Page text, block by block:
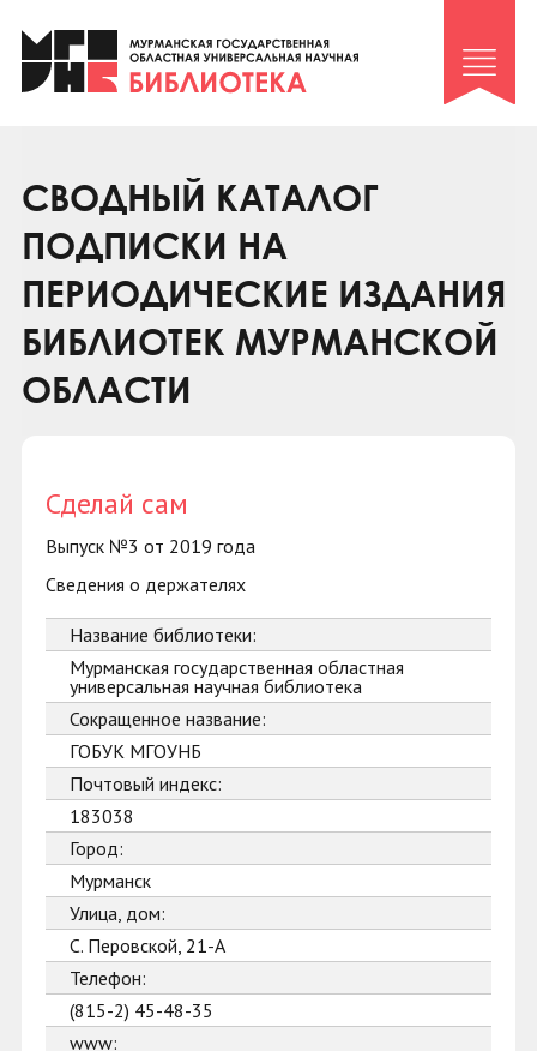
Клуб «Гиря и сельдерей»
Клуб «Семейный архив»
Коллегам
Контакты
СВОДНЫЙ КАТАЛОГ
ПОДПИСКИ НА
ПЕРИОДИЧЕСКИЕ ИЗДАНИЯ
БИБЛИОТЕК МУРМАНСКОЙ
ОБЛАСТИ
Сделай сам
Выпуск №3 от 2019 года
Сведения о держателях
Название библиотеки:
Мурманская государственная областная
универсальная научная библиотека
Сокращенное название:
ГОБУК МГОУНБ
Почтовый индекс:
183038
Город:
Мурманск
Улица, дом:
С. Перовской, 21-А
Телефон:
(815-2) 45-48-35
www: